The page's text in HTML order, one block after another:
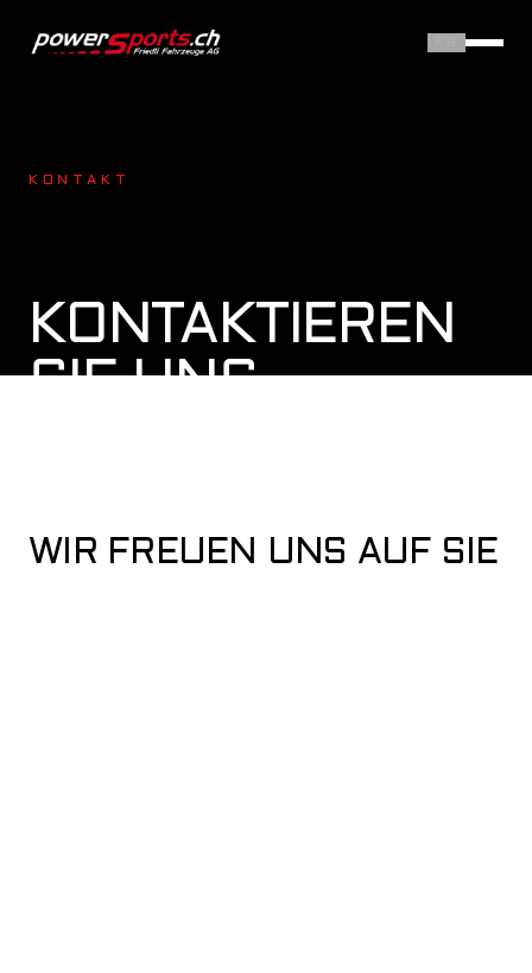
KONTAKT
KONTAKTIEREN
SIE UNS
WIR FREUEN UNS AUF SIE